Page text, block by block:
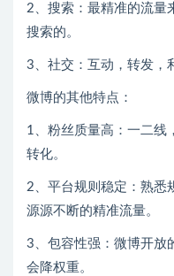
2、搜索：最精准的流量
搜索的。
3、社交：互动，转发，
微博的其他特点：
1、粉丝质量高：一二线
转化。
2、平台规则稳定：熟悉
源源不断的精准流量。
3、包容性强：微博开放
会降权重。